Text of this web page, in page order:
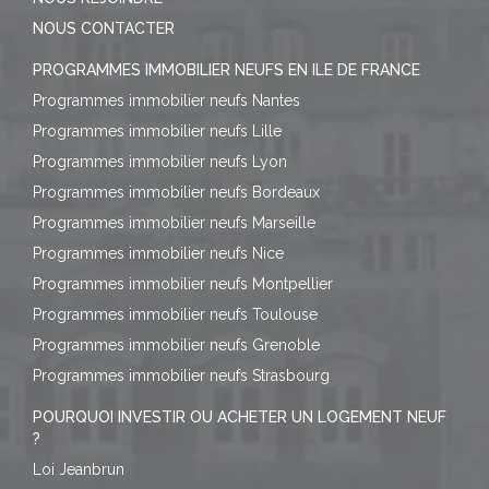
NOUS CONTACTER
PROGRAMMES IMMOBILIER NEUFS EN ILE DE FRANCE
Programmes immobilier neufs Nantes
Programmes immobilier neufs Lille
Programmes immobilier neufs Lyon
Programmes immobilier neufs Bordeaux
Programmes immobilier neufs Marseille
Programmes immobilier neufs Nice
Programmes immobilier neufs Montpellier
Programmes immobilier neufs Toulouse
Programmes immobilier neufs Grenoble
Programmes immobilier neufs Strasbourg
POURQUOI INVESTIR OU ACHETER UN LOGEMENT NEUF
?
Loi Jeanbrun